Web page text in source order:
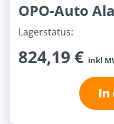
OPO-Auto
Lagerstatus:
824,19 € inkl
In